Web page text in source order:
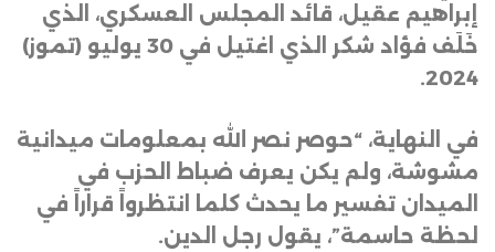
إبراهيم عقيل، قائد المجلس العسكري، الذي
خَلَف فؤاد شكر الذي اغتيل في 30 يوليو (تموز)
2024
.
في النهاية، “حوصر نصر الله بمعلومات ميدانية
مشوشة، ولم يكن يعرف ضباط الحزب في
الميدان تفسير ما يحدث كلما انتظرواً قراراً في
لحظة حاسمة”، يقول رجل الدين.